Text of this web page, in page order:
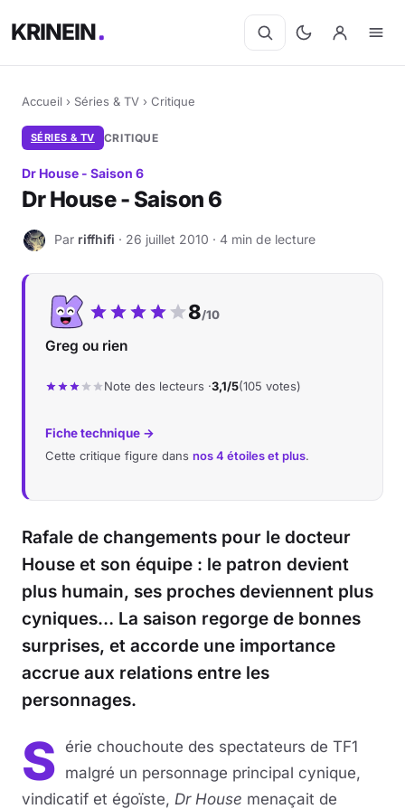
KRINEIN
Accueil › Séries & TV › Critique
SÉRIES & TV CRITIQUE
Dr House - Saison 6
Dr House - Saison 6
R Par riffhifi · 26 juillet 2010 · 4 min de lecture
Notre note :
8/10
Greg ou rien
Note des lecteurs ·3,1/5(105 votes)
Fiche technique →
Cette critique figure dans nos 4 étoiles et plus.
Rafale de changements pour le docteur
House et son équipe : le patron devient
plus humain, ses proches deviennent plus
cyniques… La saison regorge de bonnes
surprises, et accorde une importance
accrue aux relations entre les
personnages.
S érie chouchoute des spectateurs de TF1
malgré un personnage principal cynique,
vindicatif et égoïste, Dr House menaçait de